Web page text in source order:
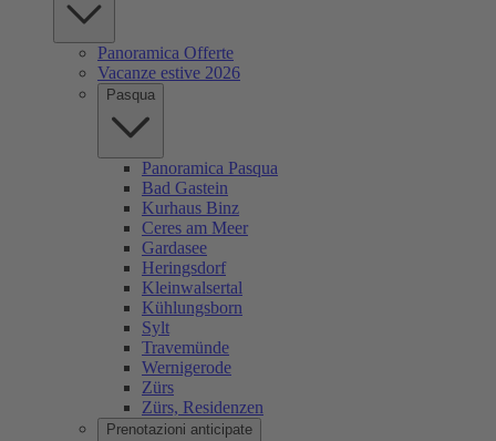
Panoramica Offerte
Vacanze estive 2026
Pasqua
Panoramica Pasqua
Bad Gastein
Kurhaus Binz
Ceres am Meer
Gardasee
Heringsdorf
Kleinwalsertal
Kühlungsborn
Sylt
Travemünde
Wernigerode
Zürs
Zürs, Residenzen
Prenotazioni anticipate